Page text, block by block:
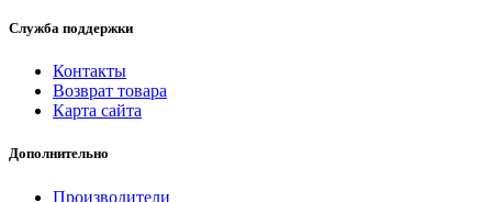
Служба поддержки
Контакты
Возврат товара
Карта сайта
Дополнительно
Производители